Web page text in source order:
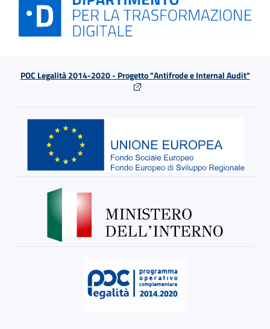
POC Legalità 2014-2020 - Progetto "Antifrode e Internal Audit"